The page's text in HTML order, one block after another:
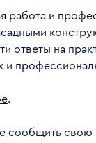
работа и
ответы на
и
.
сообщить